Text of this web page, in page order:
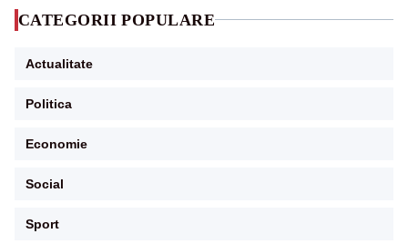
CATEGORII POPULARE
Actualitate
Politica
Economie
Social
Sport